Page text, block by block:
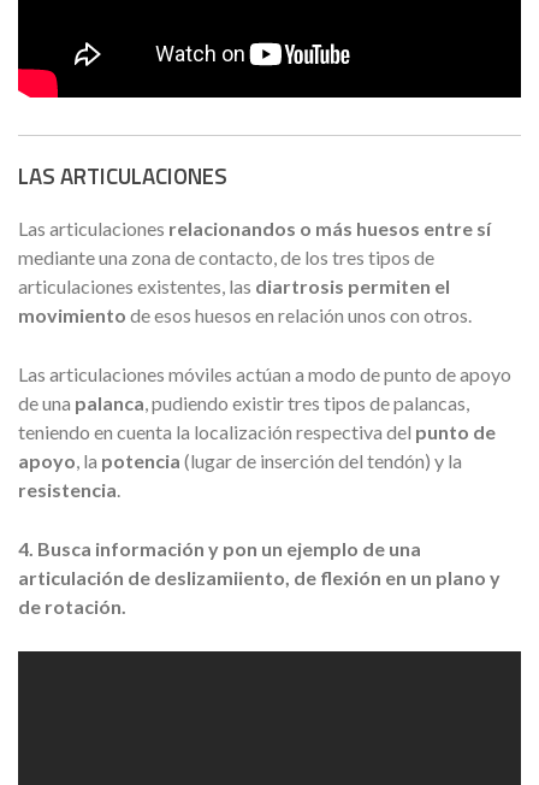
LAS ARTICULACIONES
Las articulaciones relacionandos o más huesos entre sí
mediante una zona de contacto, de los tres tipos de
articulaciones existentes, las diartrosis permiten el
movimiento de esos huesos en relación unos con otros.
Las articulaciones móviles actúan a modo de punto de apoyo
de una palanca, pudiendo existir tres tipos de palancas,
teniendo en cuenta la localización respectiva del punto de
apoyo, la potencia (lugar de inserción del tendón) y la
resistencia.
4. Busca información y pon un ejemplo de una
articulación de deslizamiiento, de flexión en un plano y
de rotación.